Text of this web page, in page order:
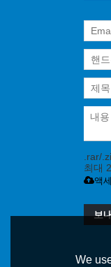
.rar/
최대
액
보
We